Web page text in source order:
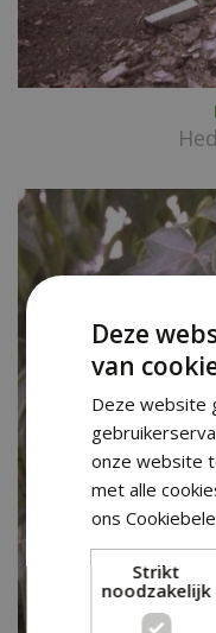
Deze
van
Deze website
onze website
met alle
ons
Strikt
noodzakelijk